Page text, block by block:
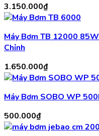
3.150.000₫
Máy Bơm TB 12000
Chỉnh
1.650.000₫
Máy Bơm SOBO WP
500.000₫